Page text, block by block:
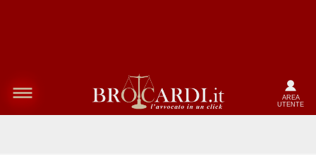
AREA
UTENTE